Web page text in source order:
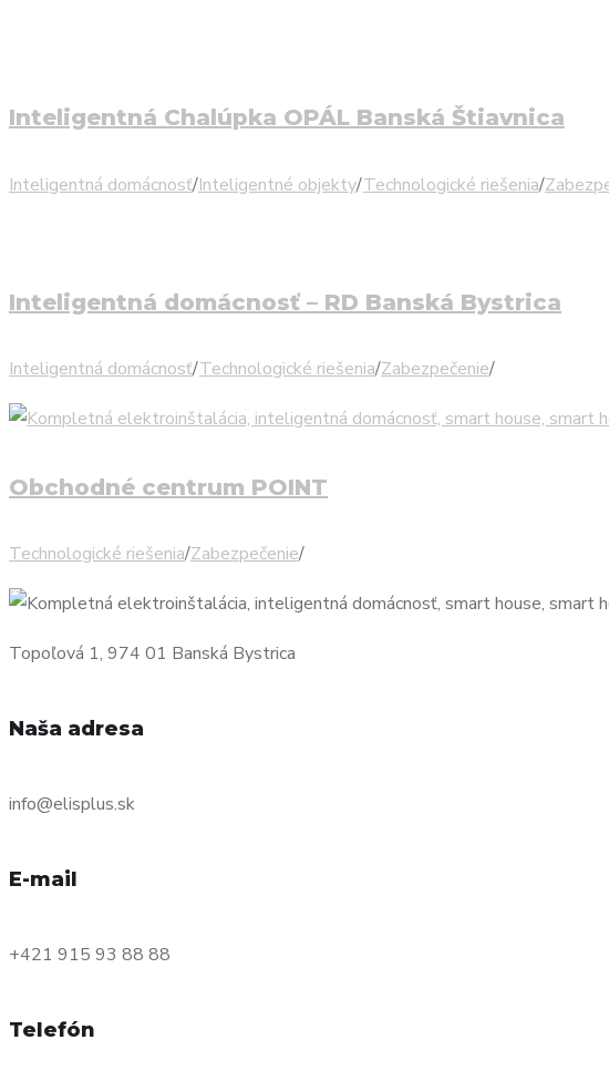
Inteligentná Chalúpka OPÁL Banská Štiavnica
Inteligentná domácnosť/Inteligentné objekty/Technologické riešenia/
Inteligentná domácnosť – RD Banská Bystrica
Inteligentná domácnosť/Technologické riešenia/Zabezpečenie/
Obchodné centrum POINT
Technologické riešenia/Zabezpečenie/
Topoľová 1, 974 01 Banská Bystrica
Naša adresa
info@elisplus.sk
E-mail
+421 915 93 88 88
Telefón